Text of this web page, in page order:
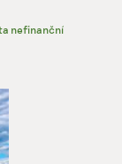
nefinanční